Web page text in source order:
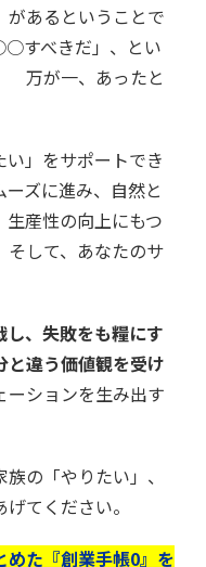
があるということで
すべきだ」、とい
万が一、あったと
」をサポートでき
ズに進み、自然と
産性の向上にもつ
して、あなたのサ
、失敗をも糧にす
と違う価値観を受け
ーションを生み出す
の「やりたい」、
てください。
めた『創業手帳0』を